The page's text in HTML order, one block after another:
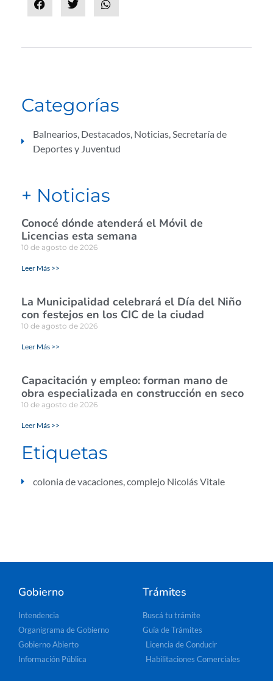
Categorías
Balnearios, Destacados, Noticias,Secretaría de
Deportes y Juventud
+ Noticias
Conocé dónde atenderá el Móvil de
Licencias esta semana
10 de agosto de 2026
Leer Más >>
La Municipalidad celebrará el Día del Niño
con festejos en los CIC de la ciudad
10 de agosto de 2026
Leer Más >>
Capacitación y empleo: forman mano de
obra especializada en construcción en seco
10 de agosto de 2026
Leer Más >>
Etiquetas
colonia de vacaciones,complejo Nicolás Vitale
Gobierno
Intendencia
Organigrama de Gobierno
Gobierno Abierto
Información Pública
Trámites
Buscá tu trámite
Guía de Trámites
Licencia de Conducir
Habilitaciones Comerciales